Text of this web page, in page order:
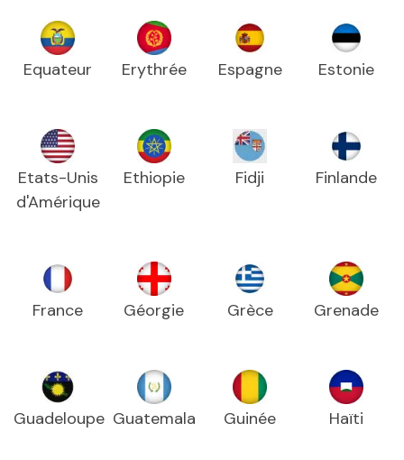
Equateur Erythrée Espagne Estonie
Etats-Unis
d'Amérique
Ethiopie Fidji Finlande
France Géorgie Grèce Grenade
Guadeloupe Guatemala Guinée Haïti